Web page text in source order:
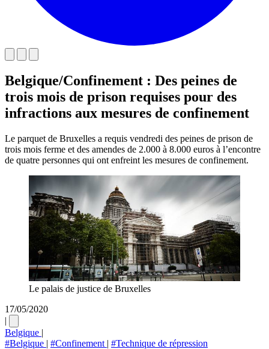
Belgique/Confinement : Des peines de
trois mois de prison requises pour des
infractions aux mesures de confinement
Le parquet de Bruxelles a requis vendredi des peines de prison de
trois mois ferme et des amendes de 2.000 à 8.000 euros à l’encontre
de quatre personnes qui ont enfreint les mesures de confinement.
Le palais de justice de Bruxelles
17/05/2020
|
Belgique |
#Belgique | #Confinement | #Technique de répression